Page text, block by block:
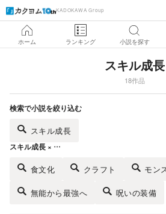
KADOKAWA Group
ホーム ランキング 小説を探す
スキル成長
18作品
検索で小説を絞り込む
スキル成長
スキル成長 × …
食文化 クラフト モン
無能から最強へ 呪いの装備